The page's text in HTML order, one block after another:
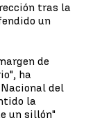
tras la
un
de
ha
del
la
un sillón"